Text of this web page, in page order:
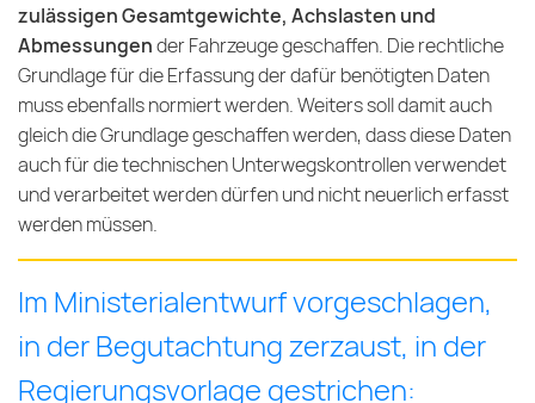
zulässigen Gesamtgewichte, Achslasten und
Abmessungender Fahrzeuge geschaffen. Die rechtliche
Grundlage für die Erfassung der dafür benötigten Daten
muss ebenfalls normiert werden. Weiters soll damit auch
gleich die Grundlage geschaffen werden, dass diese Daten
auch für die technischen Unterwegskontrollen verwendet
und verarbeitet werden dürfen und nicht neuerlich erfasst
werden müssen.
Im Ministerialentwurf vorgeschlagen,
in der Begutachtung zerzaust, in der
Regierungsvorlage gestrichen: